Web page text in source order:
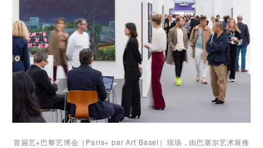
首届艺+巴黎艺博会（Paris+ par Art Basel）现场， 由巴塞尔艺术展推